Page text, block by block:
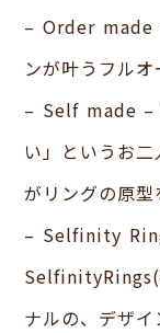
– Order made
ンが叶うフルオ
– Self made –
い」というお
がリングの原型
– Selfinity
SelfinityRings(
ナルの、デザ